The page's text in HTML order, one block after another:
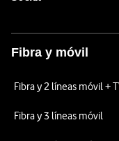
Fibra y móvil
Fibra y 2 líneas móvil +
Fibra y 3 líneas móvil